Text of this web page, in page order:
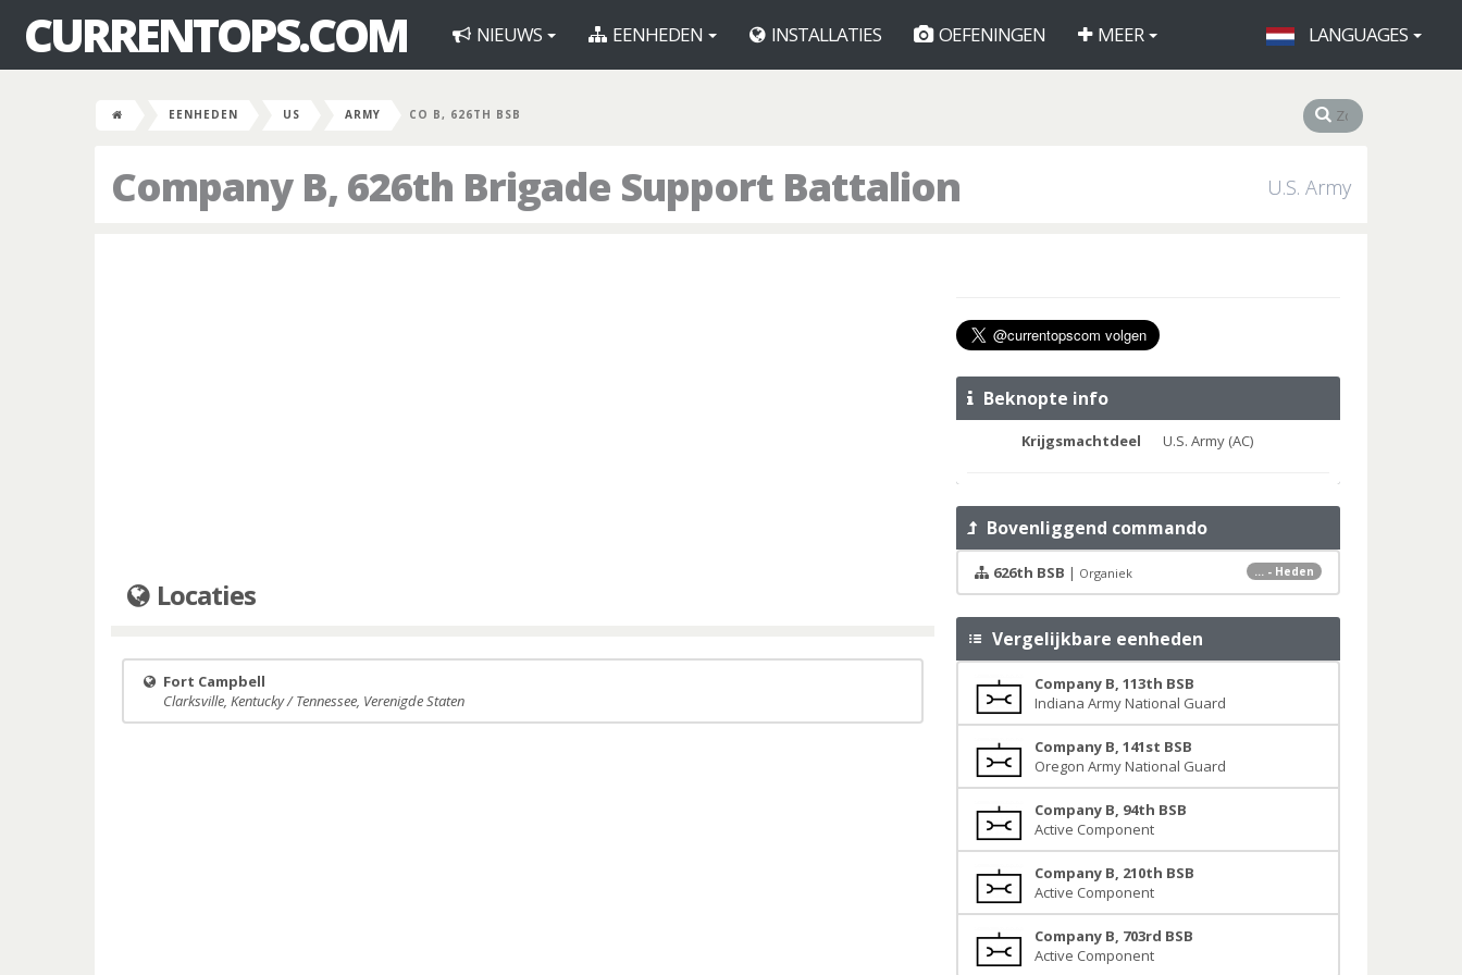
CURRENTOPS.COM NIEUWS EENHEDEN INSTALLATIES OEFENINGEN MEER LANGUAGES
EENHEDEN US ARMY CO B, 626TH BSB
Company B, 626th Brigade Support Battalion U.S. Army
Locaties
Fort Campbell
Clarksville, Kentucky / Tennessee, Verenigde Staten
Beknopte info
Krijgsmachtdeel U.S. Army (AC)
Bovenliggend commando
... - Heden
626th BSB | Organiek
Vergelijkbare eenheden
Company B, 113th BSB
Indiana Army National Guard
Company B, 141st BSB
Oregon Army National Guard
Company B, 94th BSB
Active Component
Company B, 210th BSB
Active Component
Company B, 703rd BSB
Active Component